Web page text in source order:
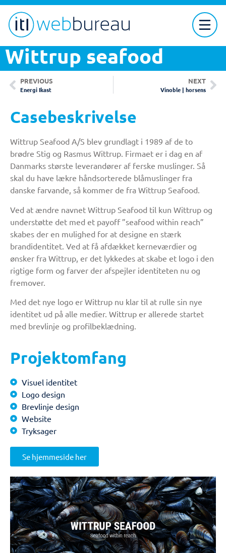
Wittrup seafood
PREVIOUS
Energi Ikast
NEXT
Vinoble | horsens
Casebeskrivelse
Wittrup Seafood A/S blev grundlagt i 1989 af de to
brødre Stig og Rasmus Wittrup. Firmaet er i dag en af
Danmarks største leverandører af ferske muslinger. Så
skal du have lækre håndsorterede blåmuslinger fra
danske farvande, så kommer de fra Wittrup Seafood.
Ved at ændre navnet Wittrup Seafood til kun Wittrup og
understøtte det med et payoff ”seafood within reach”
skabes der en mulighed for at designe en stærk
brandidentitet. Ved at få afdækket kerneværdier og
ønsker fra Wittrup, er det lykkedes at skabe et logo i den
rigtige form og farver der afspejler identiteten nu og
fremover.
Med det nye logo er Wittrup nu klar til at rulle sin nye
identitet ud på alle medier. Wittrup er allerede startet
med brevlinje og profilbeklædning.
Projektomfang
Visuel identitet
Logo design
Brevlinje design
Website
Tryksager
Se hjemmeside her